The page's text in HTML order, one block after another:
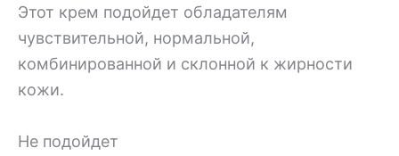
Этот крем подойдет обладателям
чувствительной, нормальной,
комбинированной и склонной к жирности
кожи.
Не подойдет